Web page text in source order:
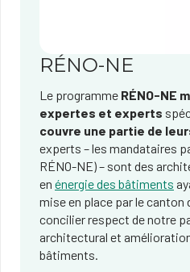
RÉNO-NE
Le programme RÉNO-NE
expertes et experts
couvre une partie de
experts – les mandataires
RÉNO-NE) – sont des
en énergie des bâtiments
mise en place par le canton
concilier respect de notre
architectural et
bâtiments.